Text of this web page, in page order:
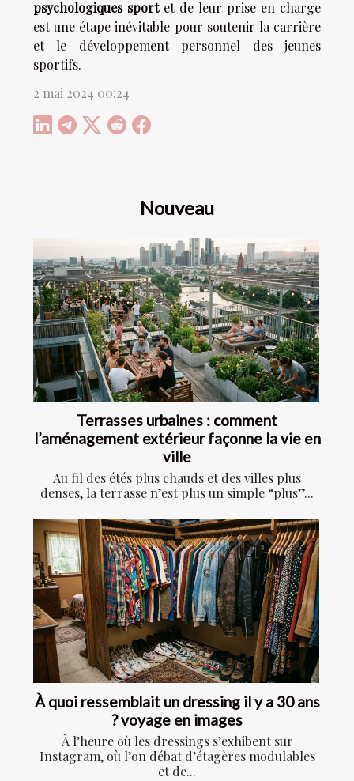
psychologiques sportet de leur prise en charge
est une étape inévitable pour soutenir la carrière
et le développement personnel des jeunes
sportifs.
2 mai 2024 00:24
Nouveau
Terrasses urbaines : comment
l’aménagement extérieur façonne la vie en
ville
Au fil des étés plus chauds et des villes plus
denses, la terrasse n’est plus un simple “plus”...
À quoi ressemblait un dressing il y a 30 ans
? voyage en images
À l’heure où les dressings s’exhibent sur
Instagram, où l’on débat d’étagères modulables
et de...